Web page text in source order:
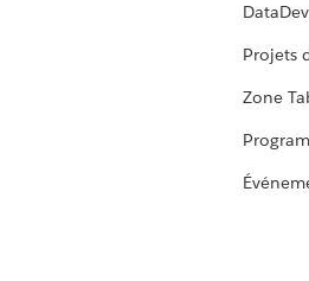
DataDev
Projets
Zone